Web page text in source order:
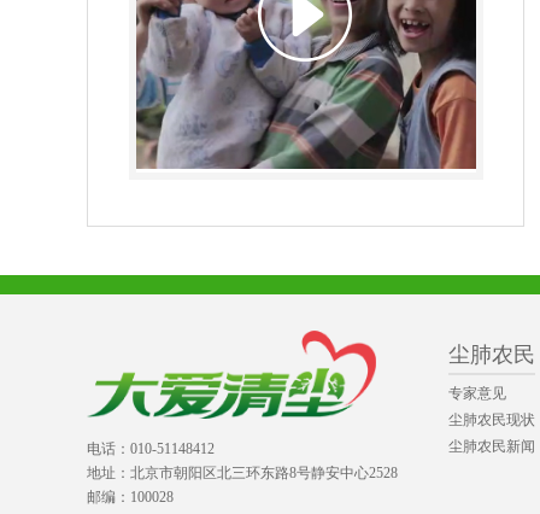
电话：010-51148412
地址：北京市朝阳区北三环东路8号静安中心2528
邮编：100028
尘肺农民
专家意见
尘肺农民现状
尘肺农民新闻